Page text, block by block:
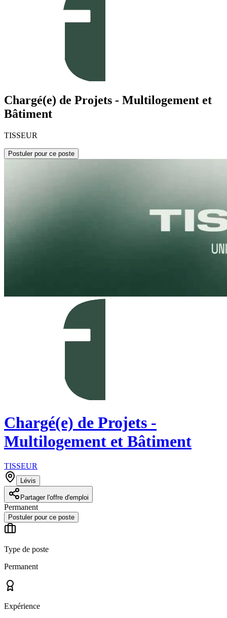
Chargé(e) de Projets - Multilogement et
Bâtiment
TISSEUR
Postuler pour ce poste
Chargé(e) de Projets -
Multilogement et Bâtiment
TISSEUR
Lévis
Partager l'offre d'emploi
Permanent
Postuler pour ce poste
Type de poste
Permanent
Expérience